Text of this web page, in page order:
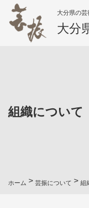
大分県の
大分
組織について
ホーム > 芸振について > 組